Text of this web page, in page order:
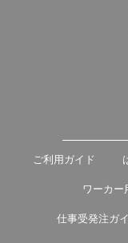
ご利用ガイド
ワーカー
仕事受発注ガ